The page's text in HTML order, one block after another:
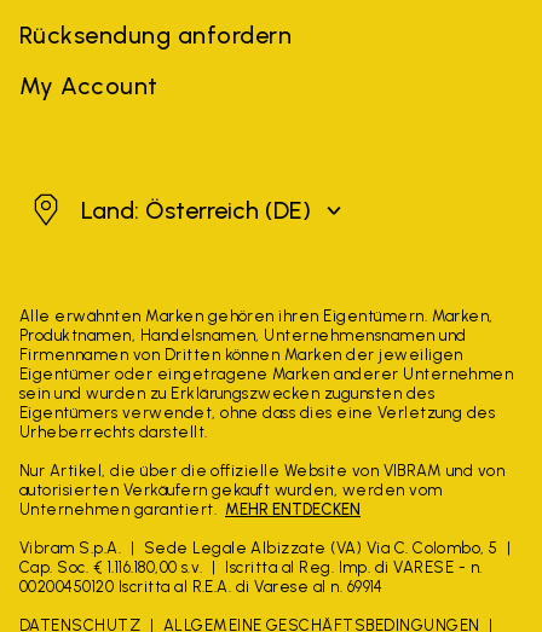
Rücksendung anfordern
My Account
Österreich
Land: Österreich (DE)
Alle erwähnten Marken gehören ihren Eigentümern. Marken,
Produktnamen, Handelsnamen, Unternehmensnamen und
Firmennamen von Dritten können Marken der jeweiligen
Eigentümer oder eingetragene Marken anderer Unternehmen
sein und wurden zu Erklärungszwecken zugunsten des
Eigentümers verwendet, ohne dass dies eine Verletzung des
Urheberrechts darstellt.
Nur Artikel, die über die offizielle Website von VIBRAM und von
autorisierten Verkäufern gekauft wurden, werden vom
Unternehmen garantiert. MEHR ENTDECKEN
Vibram S.p.A.
Sede Legale Albizzate (VA) Via C. Colombo, 5
Cap. Soc. € 1.116.180,00 s.v.
Iscritta al Reg. Imp. di VARESE - n.
00200450120 Iscritta al R.E.A. di Varese al n. 69914
DATENSCHUTZ ALLGEMEINE GESCHÄFTSBEDINGUNGEN